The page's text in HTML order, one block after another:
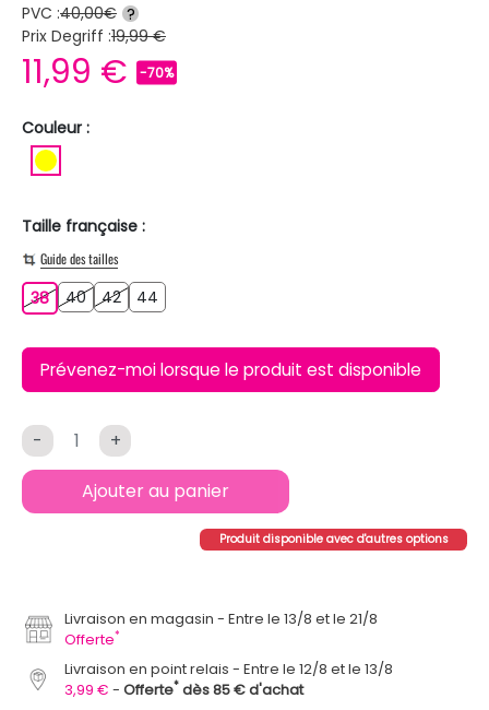
PVC :40,00€ ?
Prix Degriff :19,99 €
11,99 € -70%
Couleur :
Taille française :
Guide des tailles
38384040424244
Prévenez-moi lorsque le produit est disponible
- +
Ajouter au panier
Produit disponible avec d'autres options
Livraison en magasin
Entre le 13/8 et le 21/8
Offerte*
Livraison en point relais
Entre le 12/8 et le 13/8
3,99 €
Offerte* dès 85 € d'achat